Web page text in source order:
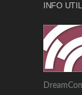
INFO